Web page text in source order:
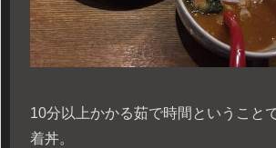
10分以上かかる茹で時間ということ
着丼。